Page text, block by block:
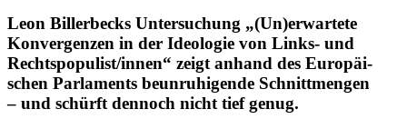
Leon Biller­becks Unter­su­chung „(Un)erwartete
Konver­genzen in der Ideologie von Links- und
Rechtspopulist/​innen“ zeigt anhand des Europäi­
schen Parla­ments beunru­hi­gende Schnitt­mengen
– und schürft dennoch nicht tief genug.